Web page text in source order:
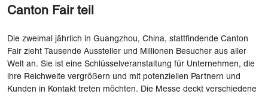
Canton Fair teil
Die zweimal jährlich in Guangzhou, China, stattfindende Canton
Fair zieht Tausende Aussteller und Millionen Besucher aus aller
Welt an. Sie ist eine Schlüsselveranstaltung für Unternehmen, die
ihre Reichweite vergrößern und mit potenziellen Partnern und
Kunden in Kontakt treten möchten. Die Messe deckt verschiedene